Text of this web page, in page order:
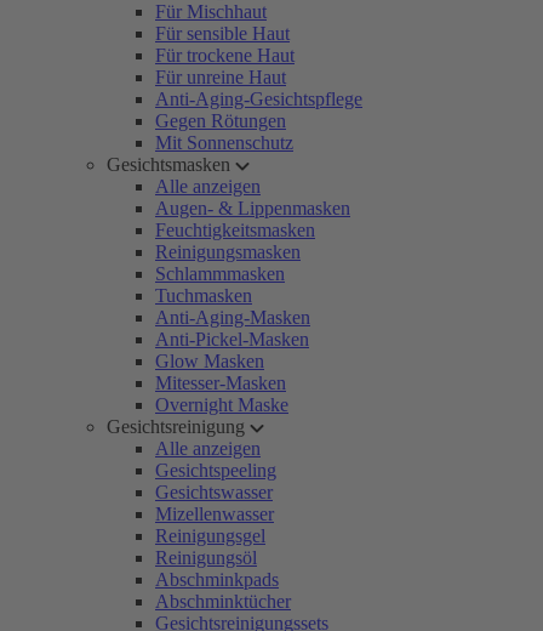
Für Mischhaut
Für sensible Haut
Für trockene Haut
Für unreine Haut
Anti-Aging-Gesichtspflege
Gegen Rötungen
Mit Sonnenschutz
Gesichtsmasken
Alle anzeigen
Augen- & Lippenmasken
Feuchtigkeitsmasken
Reinigungsmasken
Schlammmasken
Tuchmasken
Anti-Aging-Masken
Anti-Pickel-Masken
Glow Masken
Mitesser-Masken
Overnight Maske
Gesichtsreinigung
Alle anzeigen
Gesichtspeeling
Gesichtswasser
Mizellenwasser
Reinigungsgel
Reinigungsöl
Abschminkpads
Abschminktücher
Gesichtsreinigungssets